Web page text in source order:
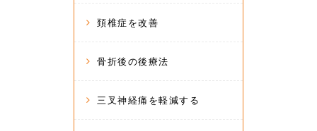
頚椎症を改善
骨折後の後療法
三叉神経痛を軽減する